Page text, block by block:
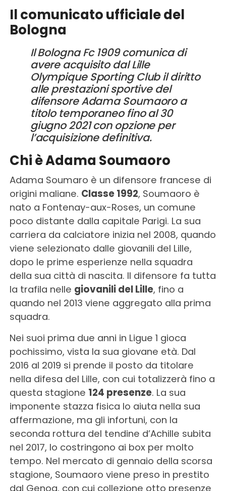
Il comunicato ufficiale del
Bologna
Il Bologna Fc 1909 comunica di
avere acquisito dal Lille
Olympique Sporting Club il diritto
alle prestazioni sportive del
difensore Adama Soumaoro a
titolo temporaneo fino al 30
giugno 2021 con opzione per
l’acquisizione definitiva.
Chi è Adama Soumaoro
Adama Soumaro è un difensore francese di
origini maliane. Classe 1992, Soumaoro è
nato a Fontenay-aux-Roses, un comune
poco distante dalla capitale Parigi. La sua
carriera da calciatore inizia nel 2008, quando
viene selezionato dalle giovanili del Lille,
dopo le prime esperienze nella squadra
della sua città di nascita. Il difensore fa tutta
la trafila nelle giovanili del Lille, fino a
quando nel 2013 viene aggregato alla prima
squadra.
Nei suoi prima due anni in Ligue 1 gioca
pochissimo, vista la sua giovane età. Dal
2016 al 2019 si prende il posto da titolare
nella difesa del Lille, con cui totalizzerà fino a
questa stagione 124 presenze. La sua
imponente stazza fisica lo aiuta nella sua
affermazione, ma gli infortuni, con la
seconda rottura del tendine d’Achille subita
nel 2017, lo costringono ai box per molto
tempo. Nel mercato di gennaio della scorsa
stagione, Soumaoro viene preso in prestito
dal Genoa, con cui collezione otto presenze